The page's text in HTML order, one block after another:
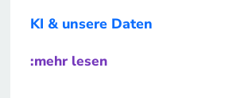
KI & unsere Daten
:mehr lesen